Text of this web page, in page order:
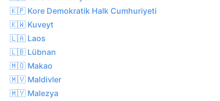
🇰🇵 Kore Demokratik Halk Cumhuriyeti
🇰🇼 Kuveyt
🇱🇦 Laos
🇱🇧 Lübnan
🇲🇴 Makao
🇲🇻 Maldivler
🇲🇾 Malezya